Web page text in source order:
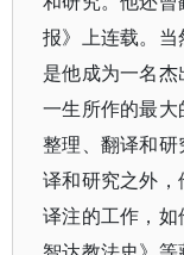
报》上连载。
是他成为一名
一生所作的最大
整理、翻译和
译和研究之外
译注的工作，